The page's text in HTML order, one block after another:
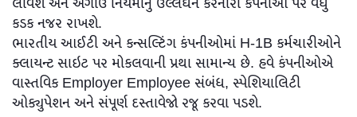
કડક નજર રાખશે.
ભારતીય આઈટી અને કન્સલ્ટિંગ કંપનીઓમાં H-1B કર્મચારીઓને
ક્લાયન્ટ સાઇટ પર મોકલવાની પ્રથા સામાન્ય છે. હવે કંપનીઓએ
વાસ્તવિક Employer Employee સંબંધ, સ્પેશિયાલિટી
ઓક્યુપેશન અને સંપૂર્ણ દસ્તાવેજો રજૂ કરવા પડશે.